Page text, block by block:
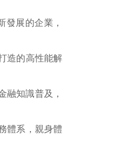
展的企業，
造的高性能解
融知識普及，
體系，親身體